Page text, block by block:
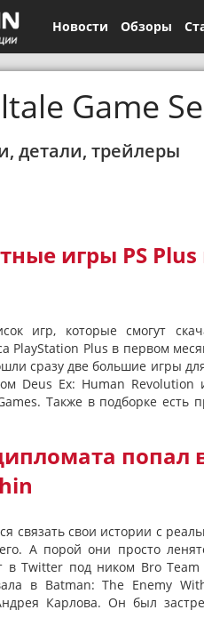
Новости Обзоры
Game
детали, трейлеры
игры PS Plus
игр, которые смогут
PlayStation Plus в первом
сразу две большие игры
Deus Ex: Human Revolution
Также в подборке есть
попал
связать свои истории с
А порой они просто
в Twitter под ником Bro
в Batman: The Enemy
Карлова. Он был